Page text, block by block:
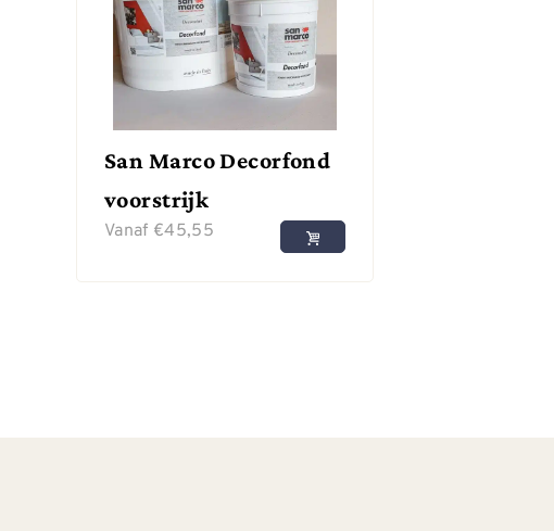
San Marco Decorfond
voorstrijk
Vanaf €45,55